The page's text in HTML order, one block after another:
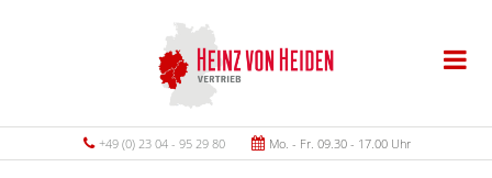
+49 (0) 23 04 - 95 29 80 Mo. - Fr. 09.30 - 17.00 Uhr